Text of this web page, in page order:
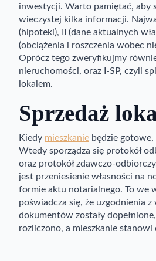
inwestycji. Warto pamiętać, aby
wieczystej kilka informacji.
(hipoteki), II (dane aktualnych
(obciążenia i roszczenia wobec
Oprócz tego zweryfikujmy
nieruchomości, oraz I-SP, czyli
lokalem.
Sprzedaż
Kiedy mieszkanie będzie
Wtedy sporządza się protokół
oraz protokół zdawczo-
jest przeniesienie własności na
formie aktu notarialnego. To we
poświadcza się, że uzgodnienia z
dokumentów zostały
rozliczono, a mieszkanie stanowi